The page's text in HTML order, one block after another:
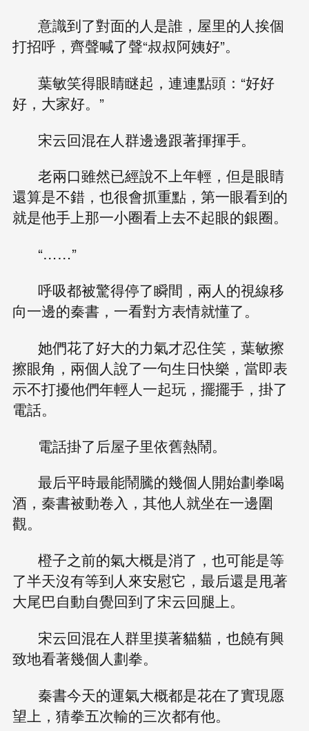
意識到了對面的人是誰，屋里的人挨個
打招呼，齊聲喊了聲“叔叔阿姨好”。
葉敏笑得眼睛瞇起，連連點頭：“好好
好，大家好。”
宋云回混在人群邊邊跟著揮揮手。
老兩口雖然已經說不上年輕，但是眼睛
還算是不錯，也很會抓重點，第一眼看到的
就是他手上那一小圈看上去不起眼的銀圈。
“……”
呼吸都被驚得停了瞬間，兩人的視線移
向一邊的秦書，一看對方表情就懂了。
她們花了好大的力氣才忍住笑，葉敏擦
擦眼角，兩個人說了一句生日快樂，當即表
示不打擾他們年輕人一起玩，擺擺手，掛了
電話。
電話掛了后屋子里依舊熱鬧。
最后平時最能鬧騰的幾個人開始劃拳喝
酒，秦書被動卷入，其他人就坐在一邊圍
觀。
橙子之前的氣大概是消了，也可能是等
了半天沒有等到人來安慰它，最后還是甩著
大尾巴自動自覺回到了宋云回腿上。
宋云回混在人群里摸著貓貓，也饒有興
致地看著幾個人劃拳。
秦書今天的運氣大概都是花在了實現愿
望上，猜拳五次輸的三次都有他。